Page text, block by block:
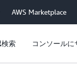
AWS Marketplace
検索 コンソールに